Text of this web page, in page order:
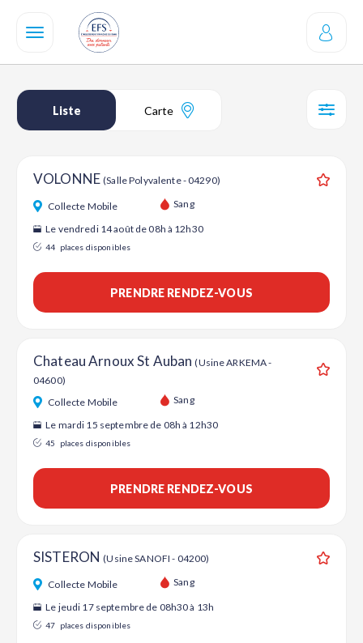
contenu
Liste Carte
VOLONNE(Salle Polyvalente - 04290)
Collecte Mobile Sang
Le vendredi 14 août de 08h à 12h30
44 places disponibles
PRENDRE RENDEZ-VOUS
Chateau Arnoux St Auban(Usine ARKEMA -
04600)
Collecte Mobile Sang
Le mardi 15 septembre de 08h à 12h30
45 places disponibles
PRENDRE RENDEZ-VOUS
SISTERON(Usine SANOFI - 04200)
Collecte Mobile Sang
Le jeudi 17 septembre de 08h30 à 13h
47 places disponibles